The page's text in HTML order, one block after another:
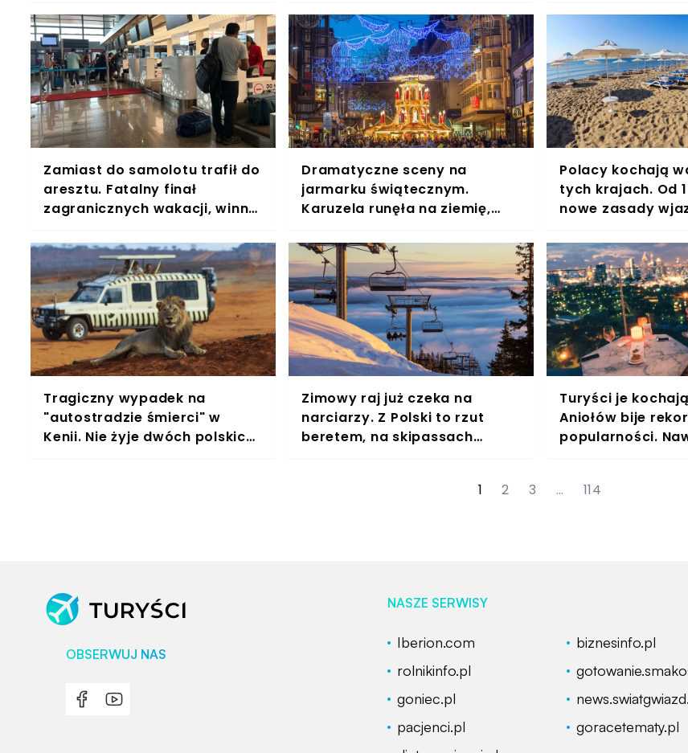
Zamiast do samolotu trafił do
aresztu. Fatalny finał
zagranicznych wakacji, winny
Dramatyczne sceny na
jarmarku świątecznym.
Karuzela runęła na ziemię,
Polacy kochają
tych krajach. Od
nowe zasady
Tragiczny wypadek na
"autostradzie śmierci" w
Kenii. Nie żyje dwóch polskich
Zimowy raj już czeka na
narciarzy. Z Polski to rzut
beretem, na skipassach
Turyści je
Aniołów bije
popularności.
1
2 3 … 114
OBSERWUJ NAS
NASZE SERWISY
Iberion.com
biznesinfo.pl
rolnikinfo.pl
goniec.pl
pacjenci.pl
goracetematy.pl